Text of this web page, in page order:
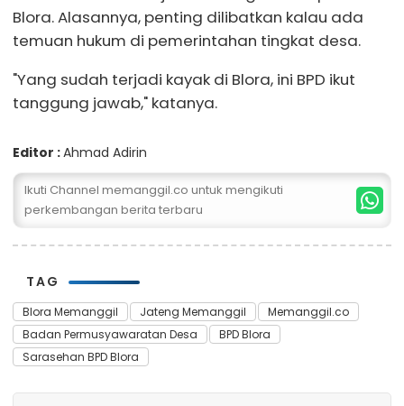
Blora. Alasannya, penting dilibatkan kalau ada
temuan hukum di pemerintahan tingkat desa.
"Yang sudah terjadi kayak di Blora, ini BPD ikut
tanggung jawab," katanya.
Editor :Ahmad Adirin
Ikuti Channel memanggil.co untuk mengikuti
perkembangan berita terbaru
TAG
Blora Memanggil Jateng Memanggil
Memanggil.co
Badan Permusyawaratan Desa
BPD Blora
Sarasehan BPD Blora